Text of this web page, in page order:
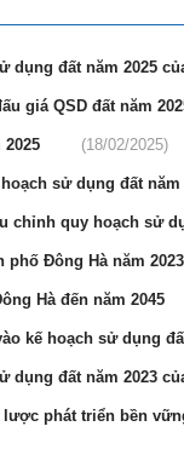
dụng đất năm 2025
giá QSD đất năm
(18/02/2025)
sử dụng đất
chỉnh quy hoạch sử
Đông Hà năm 2023
Hà đến năm 2045
kế hoạch sử dụng
dụng đất năm 2023
phát triển bền